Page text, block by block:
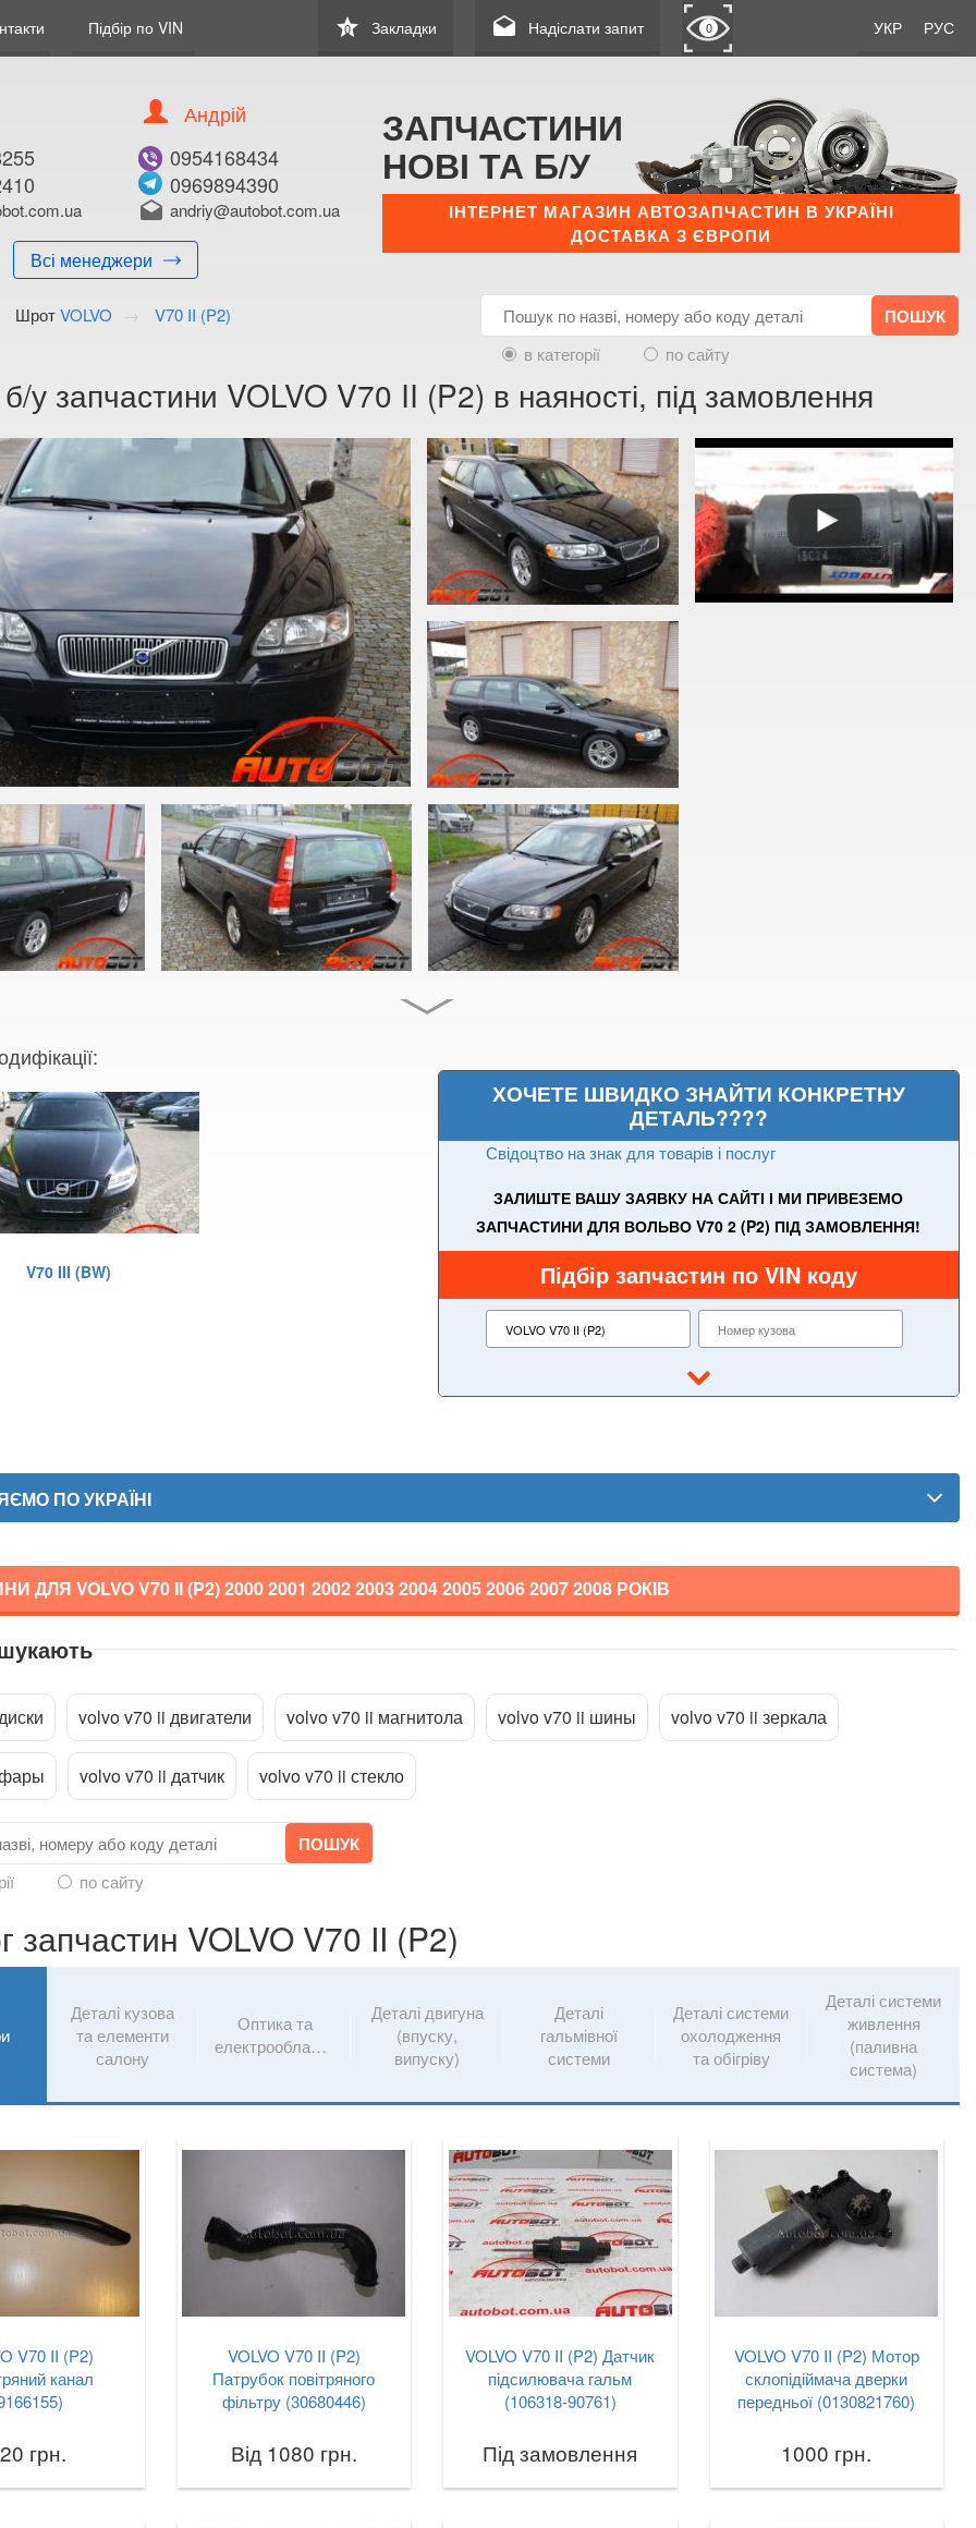
Підбір по VIN УКР РУС
star
0 Закладки drafts Надіслати запит 0
Всі менеджери
Андрій
0954168434
0969894390
drafts andriy@autobot.com.ua
ЗАПЧАСТИНИ
НОВІ ТА Б/У
ІНТЕРНЕТ МАГАЗИН АВТОЗАПЧАСТИН В УКРАЇНІ
ДОСТАВКА З ЄВРОПИ
ШротVOLVO
V70 II (P2)
в категорії
по сайту
у запчастини VOLVO V70 II (P2) в наяності, під замовлення
V70 III (BW)
ХОЧЕТЕ ШВИДКО ЗНАЙТИ КОНКРЕТНУ
ДЕТАЛЬ????
Свідоцтво на знак для товарів і послуг
ЗАЛИШТЕ ВАШУ ЗАЯВКУ НА САЙТІ І МИ ПРИВЕЗЕМО
ЗАПЧАСТИНИ ДЛЯ ВОЛЬВО V70 2 (P2) ПІД ЗАМОВЛЕННЯ!
Підбір запчастин по VIN коду
ПО УКРАЇНІ
ДЛЯ VOLVO V70 II (P2)2000 2001 2002 2003 2004 2005 2006 2007 2008 РОКІВ
volvo v70 ii двигатели volvo v70 ii магнитола volvo v70 ii шины volvo v70 ii зеркала
volvo v70 ii датчик volvo v70 ii стекло
по сайту
запчастин VOLVO V70 II (P2)
Деталі кузова
та елементи
салону
Оптика та
електрообладнання
Деталі двигуна
(впуску,
випуску)
Деталі
гальмівної
системи
Деталі системи
охолодження
та обігріву
Деталі системи
живлення
(паливна
система)
V70 II (P2)
канал
грн.
VOLVO V70 II (P2)
Патрубок повітряного
фільтру (30680446)
Від 1080 грн.
VOLVO V70 II (P2) Датчик
підсилювача гальм
(106318-90761)
Під замовлення
VOLVO V70 II (P2) Мотор
склопідіймача дверки
передньої (0130821760)
1000 грн.